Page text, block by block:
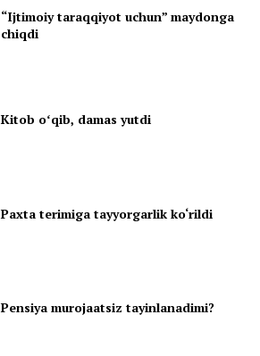
“Ijtimoiy taraqqiyot uchun” maydonga
chiqdi
Kitob oʻqib, damas yutdi
Paxta terimiga tayyorgarlik ko‘rildi
Pensiya murojaatsiz tayinlanadimi?